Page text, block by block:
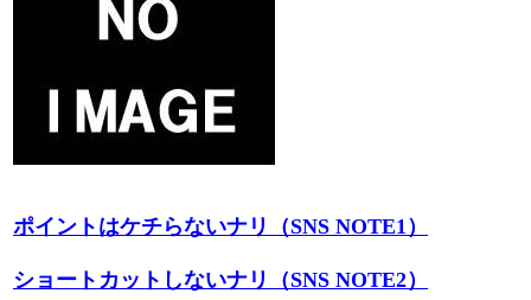
ポイントはケチらないナリ（SNS NOTE1）
ショートカットしないナリ（SNS NOTE2）